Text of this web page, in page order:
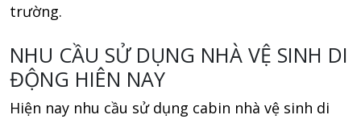
trường.
NHU CẦU SỬ DỤNG NHÀ VỆ SINH DI
ĐỘNG HIÊN NAY
Hiện nay nhu cầu sử dụng cabin nhà vệ sinh di